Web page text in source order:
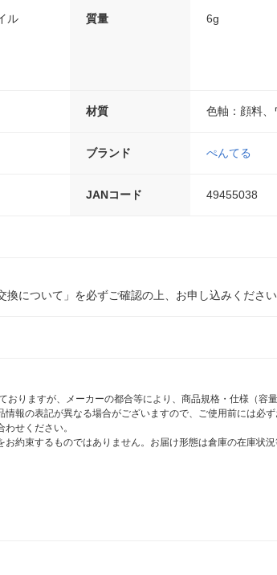
ル 質量 6g
材質 色軸：顔料
ブランド ぺんてる
JANコード 49455038
について」を必ずご確認の上、お申し込みください
りますが、メーカーの都合等により、商品規格・仕様（容
報の表記が異なる場合がございますので、ご使用前には必
せください。
約束するものではありません。お届け形態は倉庫の在庫状